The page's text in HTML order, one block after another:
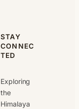
STAY
CONNEC
TED
Exploring
the
Himalaya